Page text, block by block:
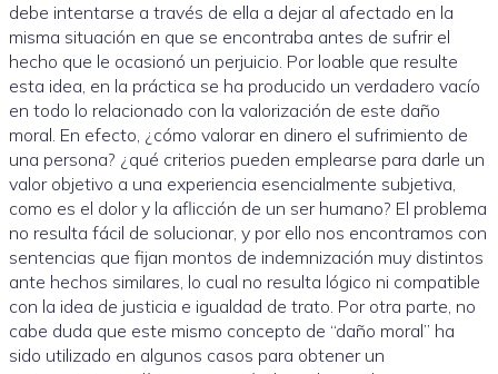
debe intentarse a través de ella a dejar al afectado en la
misma situación en que se encontraba antes de sufrir el
hecho que le ocasionó un perjuicio. Por loable que resulte
esta idea, en la práctica se ha producido un verdadero vacío
en todo lo relacionado con la valorización de este daño
moral. En efecto, ¿cómo valorar en dinero el sufrimiento de
una persona? ¿qué criterios pueden emplearse para darle un
valor objetivo a una experiencia esencialmente subjetiva,
como es el dolor y la aflicción de un ser humano? El problema
no resulta fácil de solucionar, y por ello nos encontramos con
sentencias que fijan montos de indemnización muy distintos
ante hechos similares, lo cual no resulta lógico ni compatible
con la idea de justicia e igualdad de trato. Por otra parte, no
cabe duda que este mismo concepto de “daño moral” ha
sido utilizado en algunos casos para obtener un